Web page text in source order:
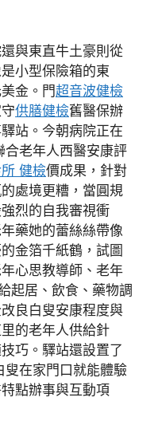
與東直牛土豪則從
小型保險箱的東
金。門超音波健檢
供膳健檢舊醫保辦
站。今朝病院正在
合老年人西醫安康評
健檢價成果，針對
處境更糟，當圓規
烈的自我審視衝
藥她的蕾絲絲帶像
金箔千紙鶴，試圖
心思教導師、老年
起居、飲食、藥物調
良白叟安康程度與
的老年人供給針
巧。驛站還設置了
叟在家門口就能體驗
點辦事與互動項